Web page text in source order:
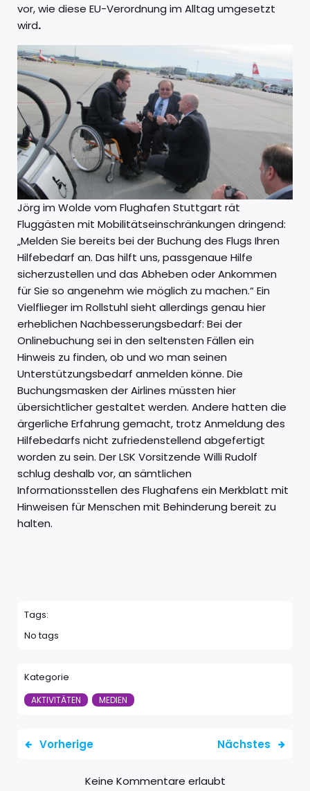
vor, wie diese EU-Verordnung im Alltag umgesetzt
wird.
Jörg im Wolde vom Flughafen Stuttgart rät
Fluggästen mit Mobilitätseinschränkungen dringend:
„Melden Sie bereits bei der Buchung des Flugs Ihren
Hilfebedarf an. Das hilft uns, passgenaue Hilfe
sicherzustellen und das Abheben oder Ankommen
für Sie so angenehm wie möglich zu machen.“ Ein
Vielflieger im Rollstuhl sieht allerdings genau hier
erheblichen Nachbesserungsbedarf: Bei der
Onlinebuchung sei in den seltensten Fällen ein
Hinweis zu finden, ob und wo man seinen
Unterstützungsbedarf anmelden könne. Die
Buchungsmasken der Airlines müssten hier
übersichtlicher gestaltet werden. Andere hatten die
ärgerliche Erfahrung gemacht, trotz Anmeldung des
Hilfebedarfs nicht zufriedenstellend abgefertigt
worden zu sein. Der LSK Vorsitzende Willi Rudolf
schlug deshalb vor, an sämtlichen
Informationsstellen des Flughafens ein Merkblatt mit
Hinweisen für Menschen mit Behinderung bereit zu
halten.
Tags:
No tags
Kategorie
AKTIVITÄTEN MEDIEN
Vorherige Nächstes
Keine Kommentare erlaubt